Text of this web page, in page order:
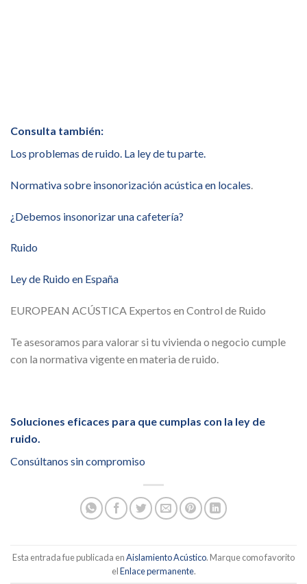
Consulta también:
Los problemas de ruido. La ley de tu parte.
Normativa sobre insonorización acústica en locales
¿Debemos insonorizar una cafetería?
Ruido
Ley de Ruido en España
EUROPEAN ACÚSTICA Expertos en Control de Ruido
Te asesoramos para valorar si tu vivienda o negocio cumple
con la normativa vigente en materia de ruido.
Soluciones eficaces para que cumplas con la ley de
ruido.
Consúltanos sin compromiso
Esta entrada fue publicada enAislamiento Acústico. Marque como favorito
elEnlace permanente.